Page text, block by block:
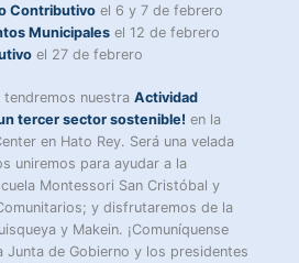
Contributivoel 6 y 7 de febrero
Municipalesel 12 de febrero
el 27 de febrero
tendremos nuestraActividad
tercer sector sostenible! en la
en Hato Rey. Será una velada
uniremos para ayudar a la
Montessori San Cristóbal y
y disfrutaremos de la
y Makein. ¡Comuníquense
Junta de Gobierno y los presidentes